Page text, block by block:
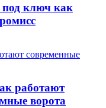
под ключ как
работают
ворота